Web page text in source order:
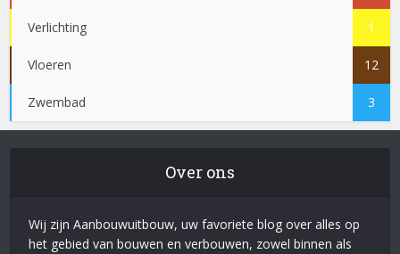
Verlichting 1
Vloeren 12
Zwembad 3
Over ons
Wij zijn Aanbouwuitbouw, uw favoriete blog over alles op
het gebied van bouwen en verbouwen, zowel binnen als